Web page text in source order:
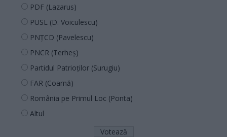
PDF (Lazarus)
PUSL (D. Voiculescu)
PNȚCD (Pavelescu)
PNCR (Terheș)
Partidul Patrioților (Surugiu)
FAR (Coarnă)
România pe Primul Loc (Ponta)
Altul